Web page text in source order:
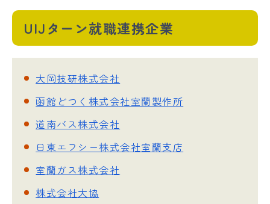
UIJターン就職連携企業
大岡技研株式会社
函館どつく株式会社室蘭製作所
道南バス株式会社
日東エフシー株式会社室蘭支店
室蘭ガス株式会社
株式会社大協